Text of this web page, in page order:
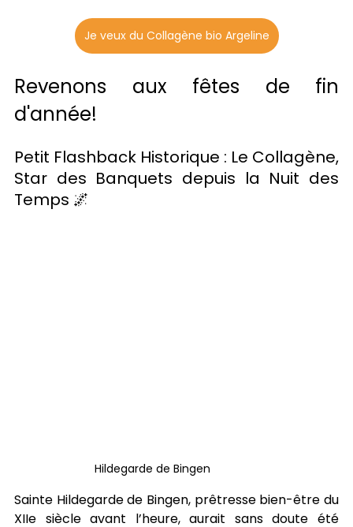
Je veux du Collagène bio Argeline
Revenons aux fêtes de fin
d'année!
Petit Flashback Historique : Le Collagène,
Star des Banquets depuis la Nuit des
Temps 🌌
Hildegarde de Bingen
Sainte Hildegarde de Bingen, prêtresse bien-être du
XIIe siècle avant l’heure, aurait sans doute été